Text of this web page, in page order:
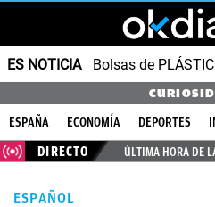
ES NOTICIA Bolsas de
ESPAÑA ECONOMÍA DEPORTES
DIRECTO
ÚLTIMA HORA DE
ESPAÑOL